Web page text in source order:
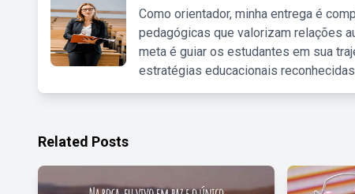
Como orientador, minha entrega é
pedagógicas que valorizam relações
meta é guiar os estudantes em sua
estratégias educacionais
Related Posts